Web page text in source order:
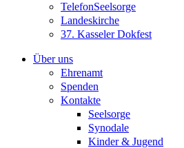
TelefonSeelsorge
Landeskirche
37. Kasseler Dokfest
Über uns
Ehrenamt
Spenden
Kontakte
Seelsorge
Synodale
Kinder & Jugend